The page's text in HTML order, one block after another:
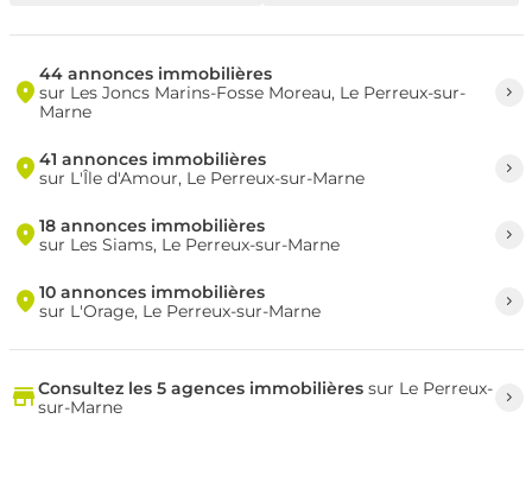
44 annonces immobilières
sur Les Joncs Marins-Fosse Moreau, Le Perreux-sur-
Marne
41 annonces immobilières
sur L'Île d'Amour, Le Perreux-sur-Marne
18 annonces immobilières
sur Les Siams, Le Perreux-sur-Marne
10 annonces immobilières
sur L'Orage, Le Perreux-sur-Marne
Consultez les 5 agences immobilièressur Le Perreux-
sur-Marne